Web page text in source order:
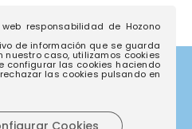
responsabilidad de Hozono
de información que se guarda
nuestro caso, utilizamos cookies
configurar las cookies haciendo
las cookies pulsando en
Cookies